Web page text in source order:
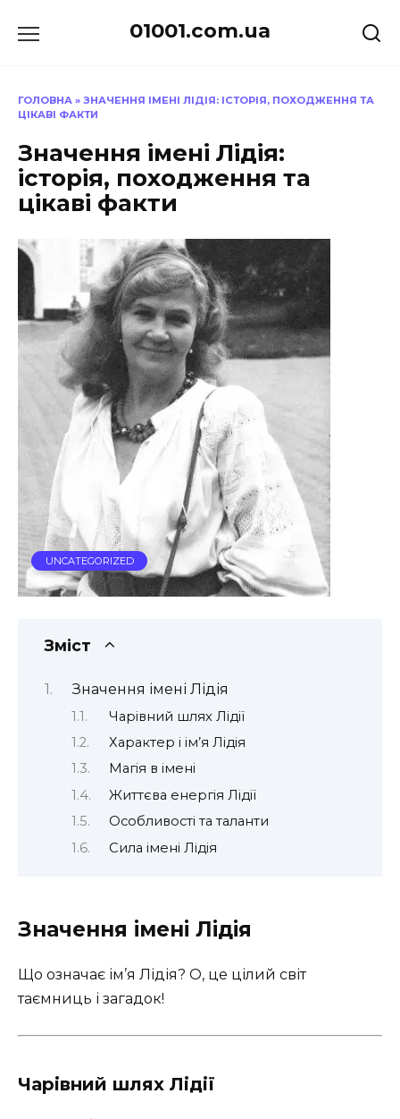
до
01001.com.ua
ГОЛОВНА » ЗНАЧЕННЯ ІМЕНІ ЛІДІЯ: ІСТОРІЯ, ПОХОДЖЕННЯ ТА
ЦІКАВІ ФАКТИ
Значення імені Лідія:
історія, походження та
цікаві факти
UNCATEGORIZED
Зміст
Значення імені Лідія
Чарівний шлях Лідії
Характер і ім’я Лідія
Магія в імені
Життєва енергія Лідії
Особливості та таланти
Сила імені Лідія
Значення імені Лідія
Що означає ім’я Лідія? О, це цілий світ
таємниць і загадок!
Чарівний шлях Лідії